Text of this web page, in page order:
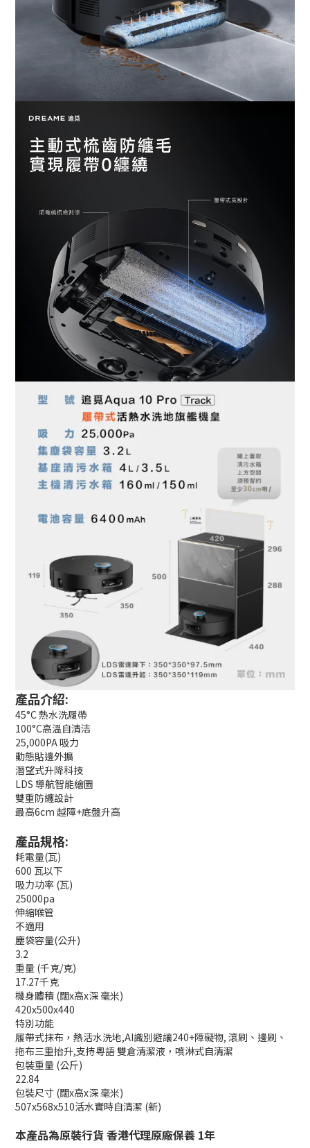
產品介紹:
45°C 熱水洗履帶
100°C高溫自清洁
25,000PA 吸力
動態貼邊外擴
潛望式升降科技
LDS 導航智能繪圖
雙重防纏設計
最高6cm 越障+底盤升高
產品規格:
耗電量(瓦)
600 瓦以下
吸力功率 (瓦)
25000pa
伸縮喉管
不適用
塵袋容量(公升)
3.2
重量 (千克/克)
17.27千克
機身體積 (闊x高x深 毫米)
420x500x440
特別功能
履帶式抹布，熱活水洗地,AI識別避讓240+障礙物, 滾刷、邊刷、
拖布三重抬升,支持粵語 雙倉清潔液，噴淋式自清潔
包裝重量 (公斤)
22.84
包裝尺寸 (闊x高x深 毫米)
507x568x510活水實時自清潔 (新)
本產品為原裝行貨 香港代理原廠保養 1年